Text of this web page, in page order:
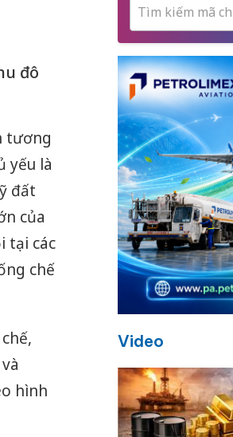
đô
tương
yếu là
đất
của
tại các
chế
hình
Tìm kiếm mã
Video